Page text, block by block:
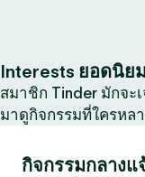
Interests ยอดนิย
สมาชิก Tinder มักจะ
มาดูกิจกรรมที่ใครหล
กิจกรรมกลางแ